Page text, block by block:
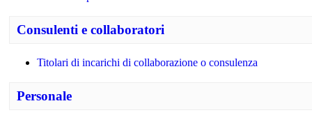
Consulenti e collaboratori
Titolari di incarichi di collaborazione o consulenza
Personale